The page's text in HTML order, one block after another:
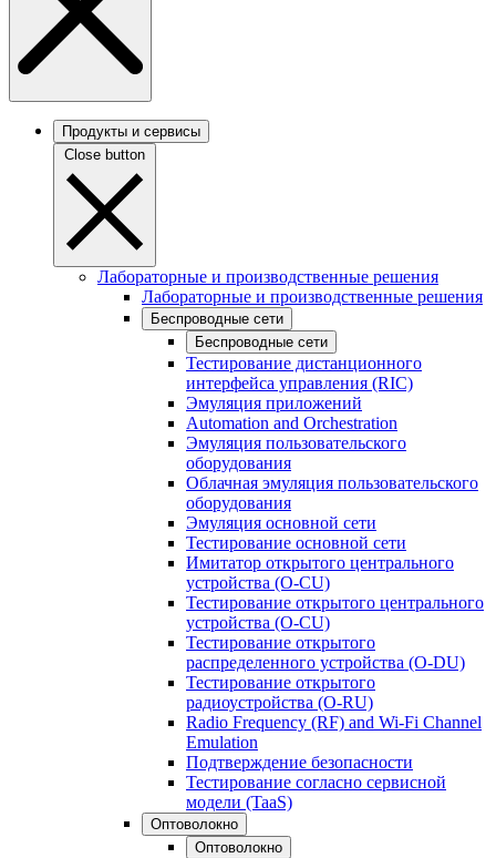
Продукты и сервисы
Close button
Лабораторные и производственные решения
Лабораторные и производственные решения
Беспроводные сети
Беспроводные сети
Тестирование дистанционного
интерфейса управления (RIC)
Эмуляция приложений
Automation and Orchestration
Эмуляция пользовательского
оборудования
Облачная эмуляция пользовательского
оборудования
Эмуляция основной сети
Тестирование основной сети
Имитатор открытого центрального
устройства (O-CU)
Тестирование открытого центрального
устройства (O-CU)
Тестирование открытого
распределенного устройства (O-DU)
Тестирование открытого
радиоустройства (O-RU)
Radio Frequency (RF) and Wi-Fi Channel
Emulation
Подтверждение безопасности
Тестирование согласно сервисной
модели (TaaS)
Оптоволокно
Оптоволокно